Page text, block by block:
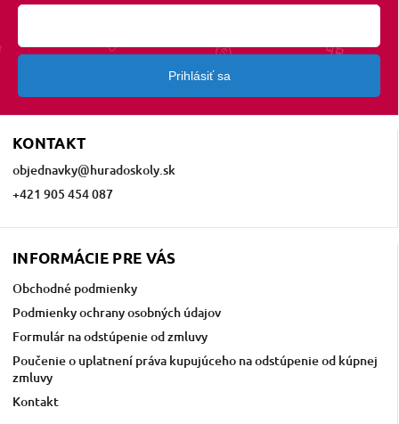
KONTAKT
objednavky@huradoskoly.sk
+421 905 454 087
INFORMÁCIE PRE VÁS
Obchodné podmienky
Podmienky ochrany osobných údajov
Formulár na odstúpenie od zmluvy
Poučenie o uplatnení práva kupujúceho na odstúpenie od kúpnej
zmluvy
Kontakt
Prihlásiť sa